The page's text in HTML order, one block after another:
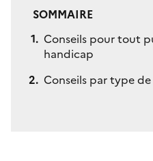
SOMMAIRE
Conseils pour tout
handicap
Conseils par type